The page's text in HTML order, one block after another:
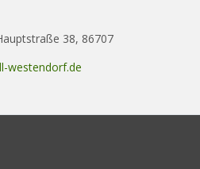
38, 86707
westendorf.de